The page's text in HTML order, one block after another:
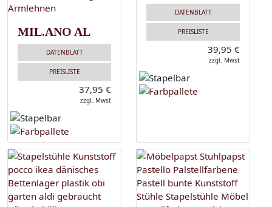
MIL.ANO AL
DATENBLATT
PREISLISTE
37,95 €
zzgl. Mwst
DATENBLATT
PREISLISTE
39,95 €
zzgl. Mwst